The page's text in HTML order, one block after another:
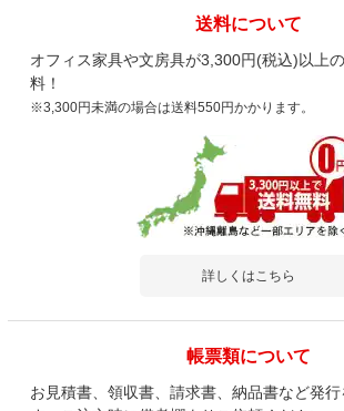
送料について
オフィス家具や文房具が3,300円(税込)以上
料！
※3,300円未満の場合は送料550円かかります。
詳しくはこちら
帳票類について
お見積書、領収書、請求書、納品書など発行